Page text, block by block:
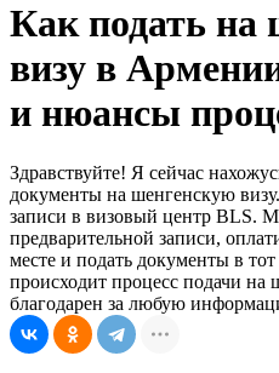
Как подать на
визу в
и нюансы
Здравствуйте! Я сейчас
документы на шенгенскую
записи в визовый центр BLS.
предварительной записи,
месте и подать документы в
происходит процесс подачи
благодарен за любую